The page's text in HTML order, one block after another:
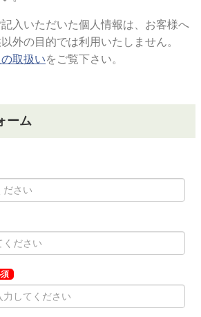
入いただいた個人情報は、お客様へ
外の目的では利用いたしません。
取扱いをご覧下さい。
ーム